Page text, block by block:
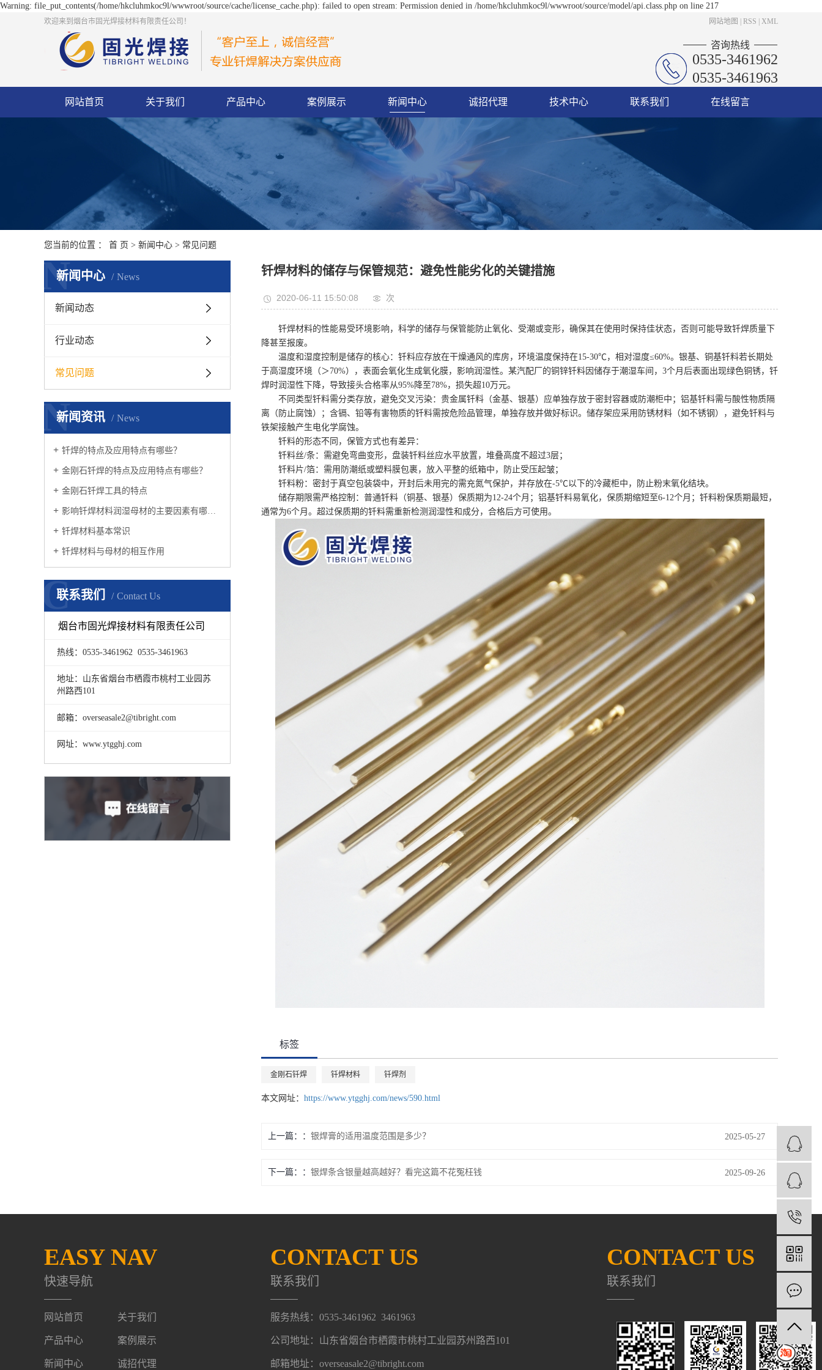
Warning: file_put_contents(/home/hkcluhmkoc9l/wwwroot/source/cache/license_cache.php): failed to open stream: Permission denied in /home/hkcluhmkoc9l/wwwroot/source/model/api.class.php on line 217
欢迎来到烟台市固光焊接材料有限责任公司！ 网站地图 RSS XML
咨询热线
0535-3461962
0535-3461963
网站首页 关于我们 产品中心 案例展示 新闻中心 诚招代理 技术中心 联系我们 在线留言
您当前的位置 ： 首 页 > 新闻中心 > 常见问题
新闻中心 News
N
新闻动态
行业动态
常见问题
新闻资讯 News
N
钎焊的特点及应用特点有哪些？
金刚石钎焊的特点及应用特点有哪些？
金刚石钎焊工具的特点
影响钎焊材料润湿母材的主要因素有哪些？
钎焊材料基本常识
钎焊材料与母材的相互作用
联系我们 Contact Us
C
烟台市固光焊接材料有限责任公司
热线：0535-3461962 0535-3461963
地址：山东省烟台市栖霞市桃村工业园苏
州路西101
邮箱：overseasale2@tibright.com
网址：www.ytgghj.com
钎焊材料的储存与保管规范：避免性能劣化的关键措施
2020-06-11 15:50:08 次
钎焊材料的性能易受环境影响，科学的储存与保管能防止氧化、受潮或变形，确保其在使用时保持佳状态，否则可能导致钎焊质量下
降甚至报废。
温度和湿度控制是储存的核心：钎料应存放在干燥通风的库房，环境温度保持在15-30℃，相对湿度≤60%。银基、铜基钎料若长期处
于高湿度环境（＞70%），表面会氧化生成氧化膜，影响润湿性。某汽配厂的铜锌钎料因储存于潮湿车间，3个月后表面出现绿色铜锈，钎
焊时润湿性下降，导致接头合格率从95%降至78%，损失超10万元。
不同类型钎料需分类存放，避免交叉污染：贵金属钎料（金基、银基）应单独存放于密封容器或防潮柜中；铝基钎料需与酸性物质隔
离（防止腐蚀）；含镉、铅等有害物质的钎料需按危险品管理，单独存放并做好标识。储存架应采用防锈材料（如不锈钢），避免钎料与
铁架接触产生电化学腐蚀。
钎料的形态不同，保管方式也有差异：
钎料丝/条：需避免弯曲变形，盘装钎料丝应水平放置，堆叠高度不超过3层；
钎料片/箔：需用防潮纸或塑料膜包裹，放入平整的纸箱中，防止受压起皱；
钎料粉：密封于真空包装袋中，开封后未用完的需充氮气保护，并存放在-5℃以下的冷藏柜中，防止粉末氧化结块。
储存期限需严格控制：普通钎料（铜基、银基）保质期为12-24个月；铝基钎料易氧化，保质期缩短至6-12个月；钎料粉保质期最短，
通常为6个月。超过保质期的钎料需重新检测润湿性和成分，合格后方可使用。
标签
金刚石钎焊 钎焊材料 钎焊剂
本文网址： https://www.ytgghj.com/news/590.html
上一篇： 银焊膏的适用温度范围是多少？ 2025-05-27
下一篇： 银焊条含银量越高越好？看完这篇不花冤枉钱 2025-09-26
EASY NAV
快速导航
网站首页 关于我们
产品中心 案例展示
新闻中心 诚招代理
CONTACT US
联系我们
服务热线：0535-3461962 3461963
公司地址：山东省烟台市栖霞市桃村工业园苏州路西101
邮箱地址：overseasale2@tibright.com
CONTACT US
联系我们